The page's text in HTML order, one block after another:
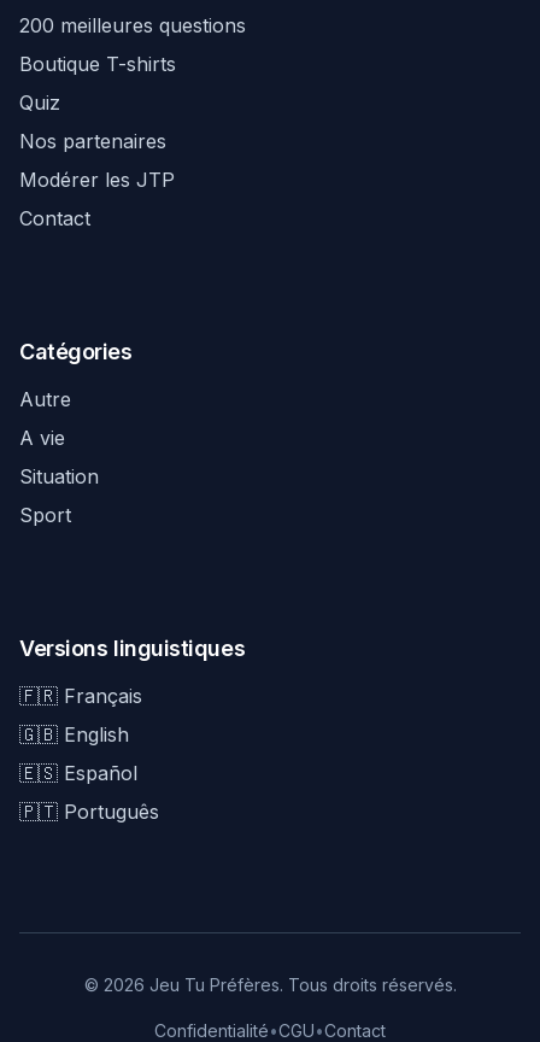
200 meilleures questions
Boutique T-shirts
Quiz
Nos partenaires
Modérer les JTP
Contact
Catégories
Autre
A vie
Situation
Sport
Versions linguistiques
🇫🇷 Français
🇬🇧 English
🇪🇸 Español
🇵🇹 Português
© 2026 Jeu Tu Préfères. Tous droits réservés.
Confidentialité•CGU•Contact